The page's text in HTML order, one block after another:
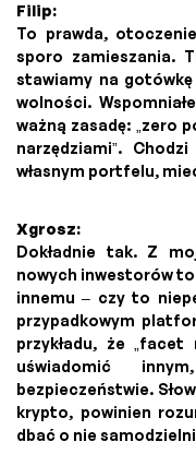
Filip:
To prawda,
sporo zamieszania.
stawiamy na
wolności.
ważną zasadę: „zero
narzędziami”.
własnym portfelu,
Xgrosz:
Dokładnie tak. Z
nowych inwestorów
innemu – czy to
przypadkowym
przykładu, że
uświadomić
bezpieczeństwie.
krypto, powinien
dbać o nie